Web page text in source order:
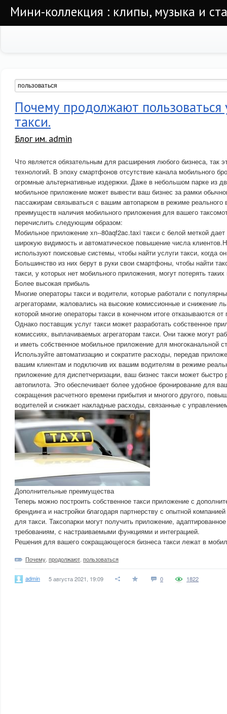
Мини-коллекция : клипы, музыка и
Почему продолжают пользоваться
такси.
Блог им. admin
Что является обязательным для расширения любого бизнеса, так
технологий. В эпоху смартфонов отсутствие канала мобильного
огромные альтернативные издержки. Даже в небольшом парке из
мобильное приложение может вывести ваш бизнес за рамки
пассажирам связываться с вашим автопарком в режиме реального
преимуществ наличия мобильного приложения для вашего
перечислить следующим образом:
Мобильное приложение xn--80aqf2ac.taxi такси с белой меткой
широкую видимость и автоматическое повышение числа
используют поисковые системы, чтобы найти услуги такси, когда
Большинство из них берут в руки свои смартфоны, чтобы найти
такси, у которых нет мобильного приложения, могут потерять таких
Более высокая прибыль
Многие операторы такси и водители, которые работали с
агрегаторами, жаловались на высокие комиссионные и снижение
которой многие операторы такси в конечном итоге отказываются
Однако поставщик услуг такси может разработать собственное
комиссиях, выплачиваемых агрегаторам такси. Они также могут
и иметь собственное мобильное приложение для многоканальной
Используйте автоматизацию и сократите расходы, передав
вашим клиентам и подключив их вашим водителям в режиме
приложение для диспетчеризации, ваш бизнес такси может быстро
автопилота. Это обеспечивает более удобное бронирование для
сокращения расчетного времени прибытия и многого другого,
водителей и снижает накладные расходы, связанные с
Дополнительные преимущества
Теперь можно построить собственное такси приложение с
брендинга и настройки благодаря партнерству с опытной
для такси. Таксопарки могут получить приложение,
требованиям, с настраиваемыми функциями и интеграцией.
Решения для вашего сокращающегося бизнеса такси лежат в
Почему продолжают пользоваться
admin 5 августа 2021, 19:09 0 1822